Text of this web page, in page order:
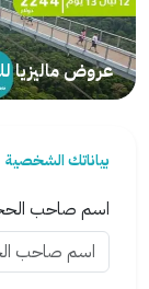
عروض ماليزيا
بياناتك الشخصية
اسم صاحب الحجز